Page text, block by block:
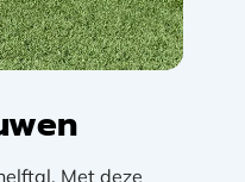
Met deze